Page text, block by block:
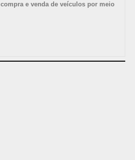
compra e venda de veículos por meio